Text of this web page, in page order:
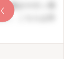
働きやすい環
。こちらは非